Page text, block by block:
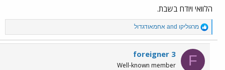
הלוואי ויודח בשבת.
R
e
a
c
מרגוליקו אחמאודגדול
F
foreigner 3
Well-known member